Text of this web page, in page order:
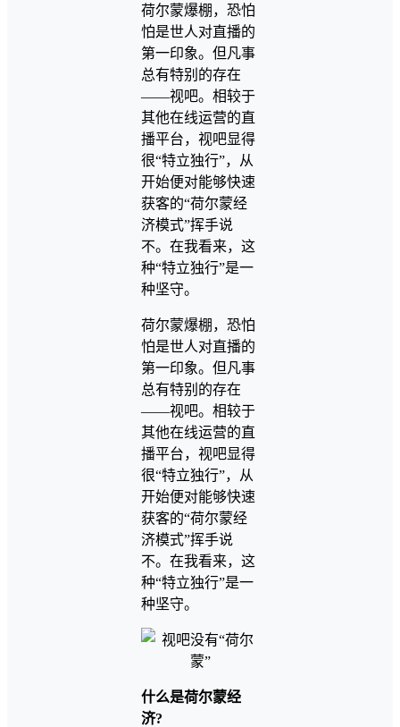
荷尔蒙爆棚，恐怕
怕是世人对直播的
第一印象。但凡事
总有特别的存在
——视吧。相较于
其他在线运营的直
播平台，视吧显得
很“特立独行”，从
开始便对能够快速
获客的“荷尔蒙经
济模式”挥手说
不。在我看来，这
种“特立独行”是一
种坚守。
荷尔蒙爆棚，恐怕
怕是世人对直播的
第一印象。但凡事
总有特别的存在
——视吧。相较于
其他在线运营的直
播平台，视吧显得
很“特立独行”，从
开始便对能够快速
获客的“荷尔蒙经
济模式”挥手说
不。在我看来，这
种“特立独行”是一
种坚守。
什么是荷尔蒙经
济?